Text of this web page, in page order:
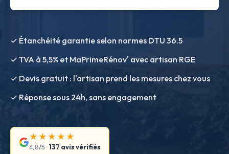
✓ Étanchéité garantie selon normes DTU 36.5
✓ TVA à 5,5% et MaPrimeRénov' avec artisan RGE
✓ Devis gratuit : l'artisan prend les mesures chez vous
✓ Réponse sous 24h, sans engagement
★★★★★
4,8/5 · 137 avis vérifiés